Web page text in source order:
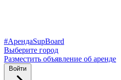
#АрендаSupBoard
Выберите город
Разместить объявление об аренде
Войти